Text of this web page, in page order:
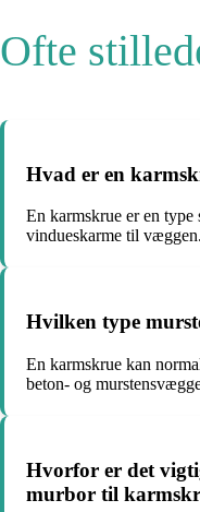
Ofte
Hvad er en
En karmskrue er en
vindueskarme til væggen.
Hvilken type
En karmskrue kan
beton- og
Hvorfor er det
murbor til